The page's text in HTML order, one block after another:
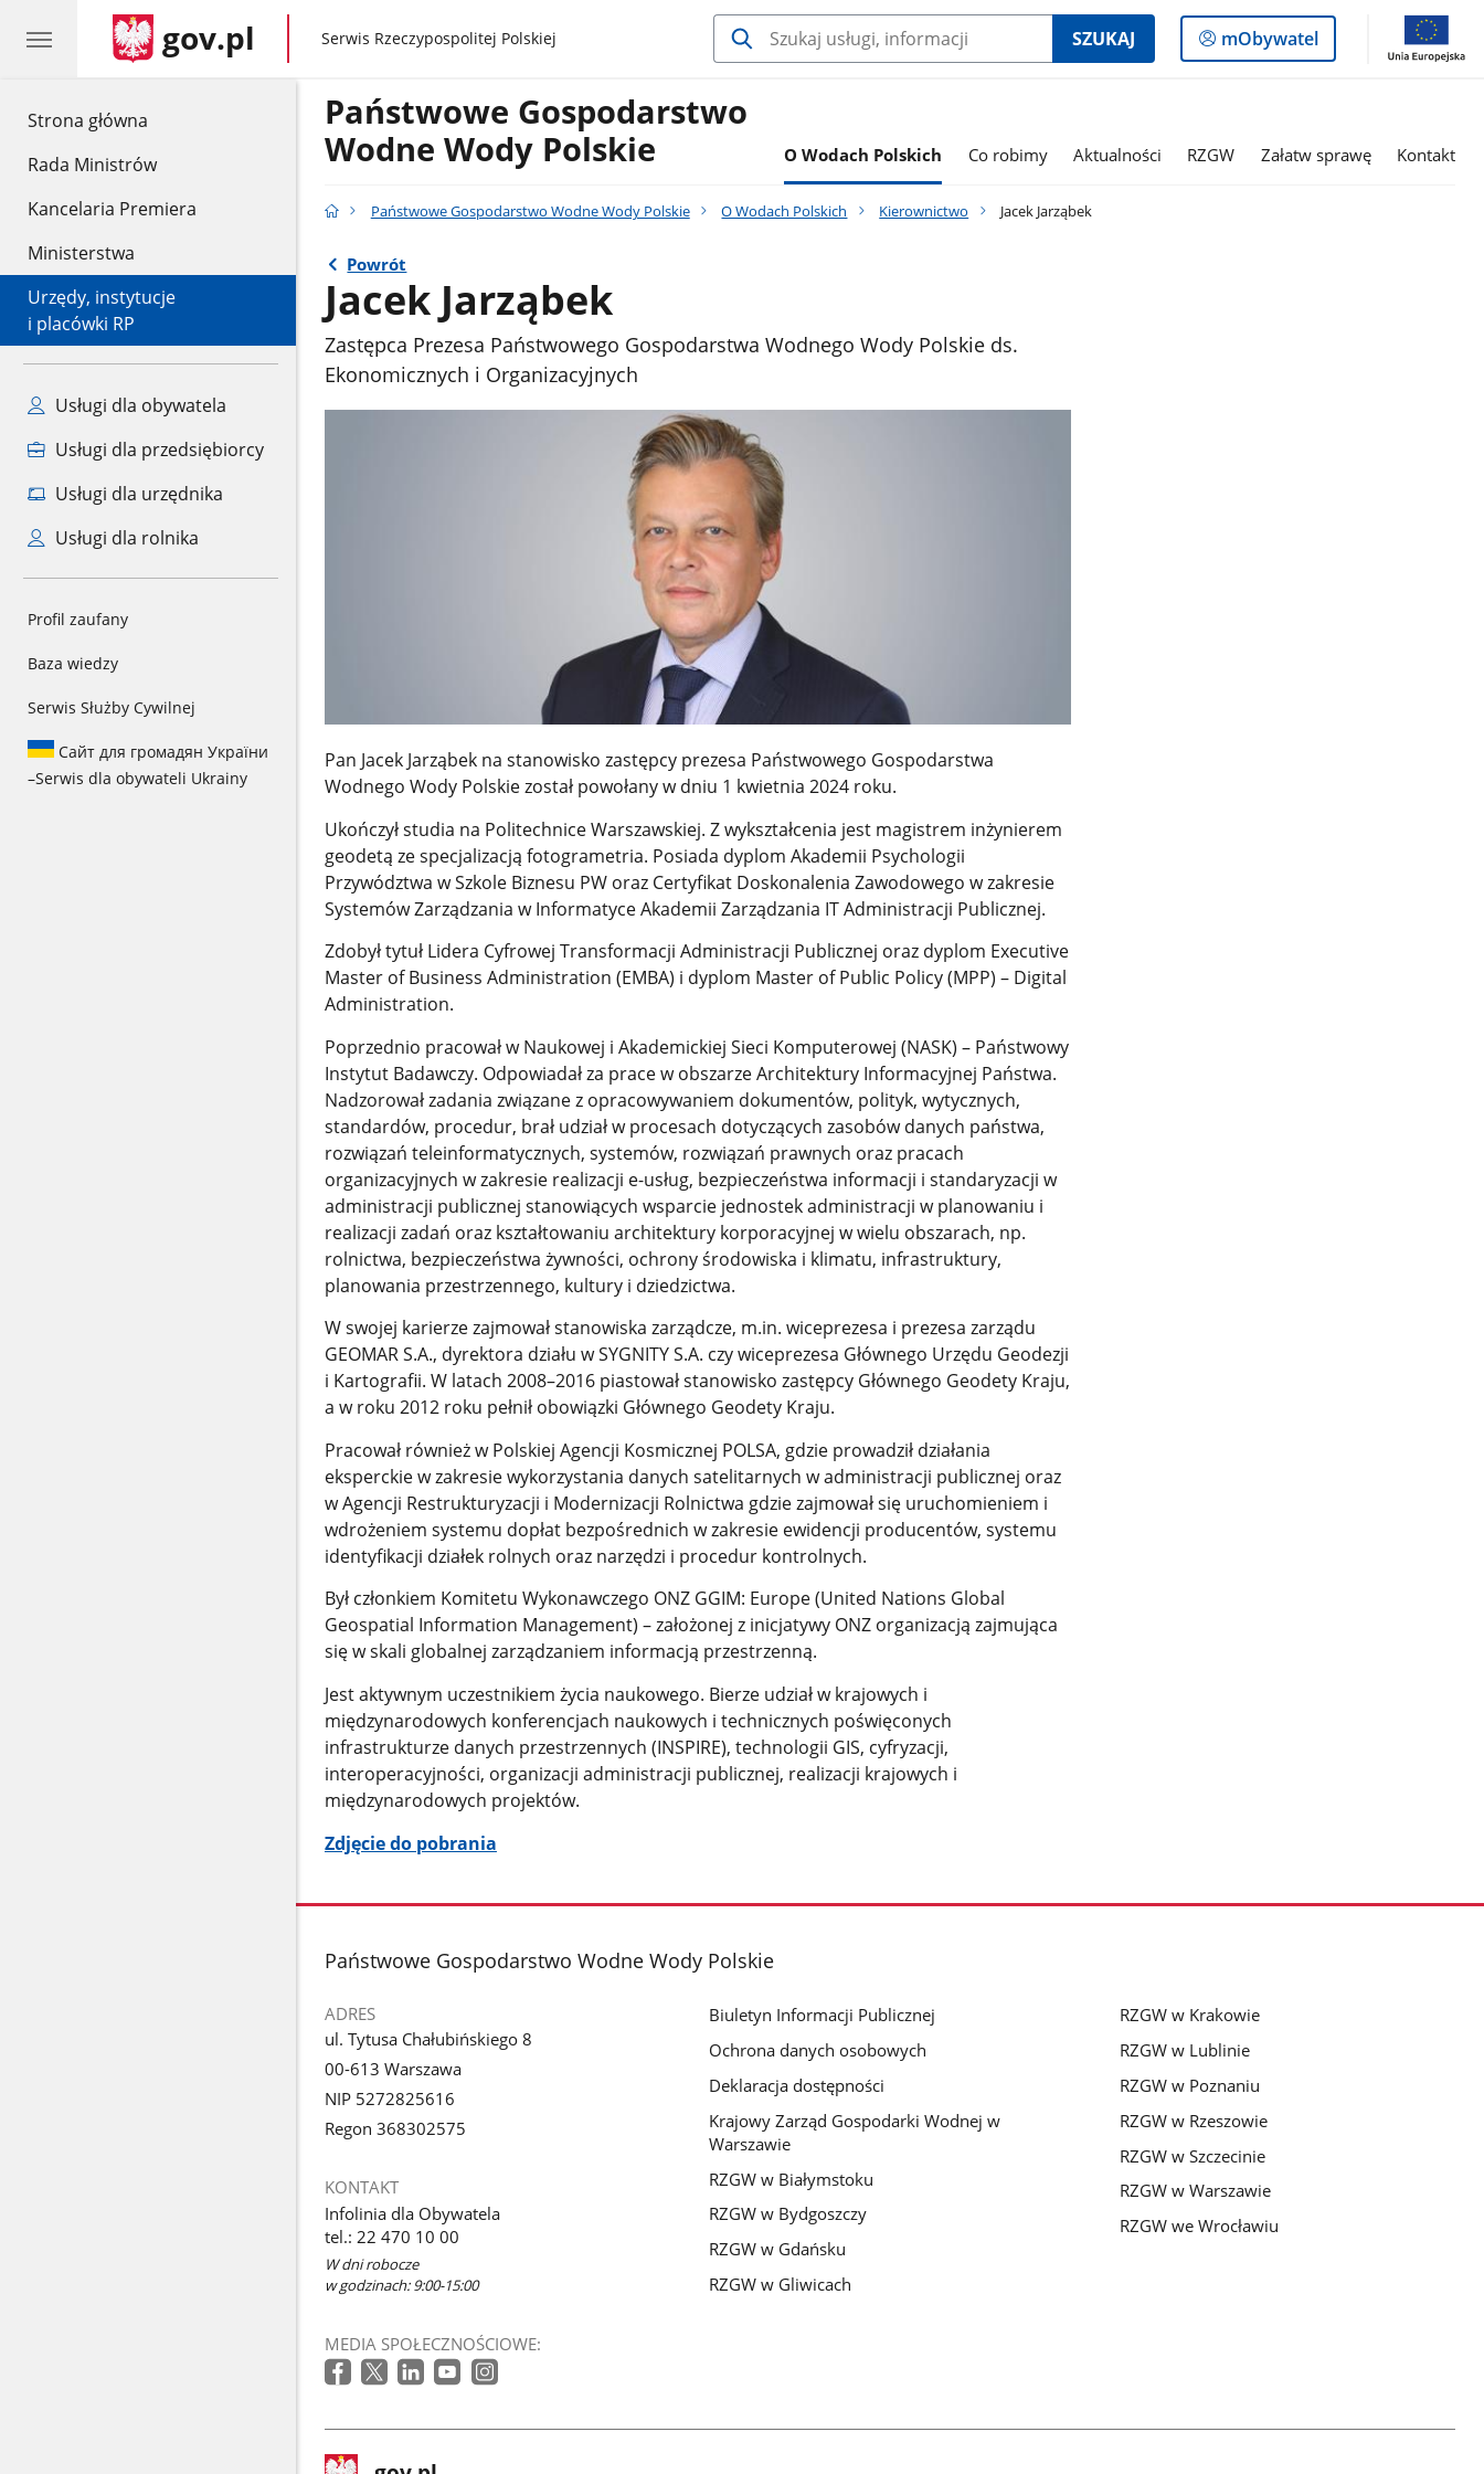
Strona główna
Rada Ministrów
Kancelaria Premiera
Ministerstwa
Urzędy, instytucje
i placówki RP
Usługi dla obywatela
Usługi dla przedsiębiorcy
Usługi dla urzędnika
Usługi dla rolnika
Profil zaufany
Baza wiedzy
Serwis Służby Cywilnej
Сайт для громадян України
–Serwis dla obywateli Ukrainy
gov.pl gov.pl
Serwis Rzeczypospolitej Polskiej SZUKAJ
Logowanie
do
mObywatel
Państwowe Gospodarstwo
Wodne Wody Polskie
O Wodach Polskich Co robimy Aktualności RZGW Załatw sprawę Kontakt
Państwowe Gospodarstwo Wodne Wody Polskie O Wodach Polskich Kierownictwo Jacek Jarząbek
Powrót
Jacek Jarząbek
Zastępca Prezesa Państwowego Gospodarstwa Wodnego Wody Polskie ds.
Ekonomicznych i Organizacyjnych
Pan Jacek Jarząbek na stanowisko zastępcy prezesa Państwowego Gospodarstwa
Wodnego Wody Polskie został powołany w dniu 1 kwietnia 2024 roku.
Ukończył studia na Politechnice Warszawskiej. Z wykształcenia jest magistrem inżynierem
geodetą ze specjalizacją fotogrametria. Posiada dyplom Akademii Psychologii
Przywództwa w Szkole Biznesu PW oraz Certyfikat Doskonalenia Zawodowego w zakresie
Systemów Zarządzania w Informatyce Akademii Zarządzania IT Administracji Publicznej.
Zdobył tytuł Lidera Cyfrowej Transformacji Administracji Publicznej oraz dyplom Executive
Master of Business Administration (EMBA) i dyplom Master of Public Policy (MPP) – Digital
Administration.
Poprzednio pracował w Naukowej i Akademickiej Sieci Komputerowej (NASK) – Państwowy
Instytut Badawczy. Odpowiadał za prace w obszarze Architektury Informacyjnej Państwa.
Nadzorował zadania związane z opracowywaniem dokumentów, polityk, wytycznych,
standardów, procedur, brał udział w procesach dotyczących zasobów danych państwa,
rozwiązań teleinformatycznych, systemów, rozwiązań prawnych oraz pracach
organizacyjnych w zakresie realizacji e-usług, bezpieczeństwa informacji i standaryzacji w
administracji publicznej stanowiących wsparcie jednostek administracji w planowaniu i
realizacji zadań oraz kształtowaniu architektury korporacyjnej w wielu obszarach, np.
rolnictwa, bezpieczeństwa żywności, ochrony środowiska i klimatu, infrastruktury,
planowania przestrzennego, kultury i dziedzictwa.
W swojej karierze zajmował stanowiska zarządcze, m.in. wiceprezesa i prezesa zarządu
GEOMAR S.A., dyrektora działu w SYGNITY S.A. czy wiceprezesa Głównego Urzędu Geodezji
i Kartografii. W latach 2008–2016 piastował stanowisko zastępcy Głównego Geodety Kraju,
a w roku 2012 roku pełnił obowiązki Głównego Geodety Kraju.
Pracował również w Polskiej Agencji Kosmicznej POLSA, gdzie prowadził działania
eksperckie w zakresie wykorzystania danych satelitarnych w administracji publicznej oraz
w Agencji Restrukturyzacji i Modernizacji Rolnictwa gdzie zajmował się uruchomieniem i
wdrożeniem systemu dopłat bezpośrednich w zakresie ewidencji producentów, systemu
identyfikacji działek rolnych oraz narzędzi i procedur kontrolnych.
Był członkiem Komitetu Wykonawczego ONZ GGIM: Europe (United Nations Global
Geospatial Information Management) – założonej z inicjatywy ONZ organizacją zajmująca
się w skali globalnej zarządzaniem informacją przestrzenną.
Jest aktywnym uczestnikiem życia naukowego. Bierze udział w krajowych i
międzynarodowych konferencjach naukowych i technicznych poświęconych
infrastrukturze danych przestrzennych (INSPIRE), technologii GIS, cyfryzacji,
interoperacyjności, organizacji administracji publicznej, realizacji krajowych i
międzynarodowych projektów.
Zdjęcie do pobrania
stopka
Państwowe Gospodarstwo Wodne Wody Polskie
ADRES
ul. Tytusa Chałubińskiego 8
00-613 Warszawa
NIP 5272825616
Regon 368302575
KONTAKT
Infolinia dla Obywatela
tel.: 22 470 10 00
W dni robocze
w godzinach: 9:00-15:00
MEDIA SPOŁECZNOŚCIOWE:
Biuletyn Informacji Publicznej
Ochrona danych osobowych
Deklaracja dostępności
Krajowy Zarząd Gospodarki Wodnej w
Warszawie
RZGW w Białymstoku
RZGW w Bydgoszczy
RZGW w Gdańsku
RZGW w Gliwicach
RZGW w Krakowie
RZGW w Lublinie
RZGW w Poznaniu
RZGW w Rzeszowie
RZGW w Szczecinie
RZGW w Warszawie
RZGW we Wrocławiu
stopka